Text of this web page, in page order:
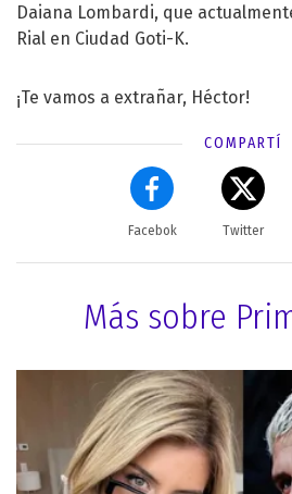
Daiana Lombardi, que
Rial en Ciudad Goti-K.
¡Te vamos a extrañar, Héctor!
COMPARTÍ
Facebok Twitter
Más sobre